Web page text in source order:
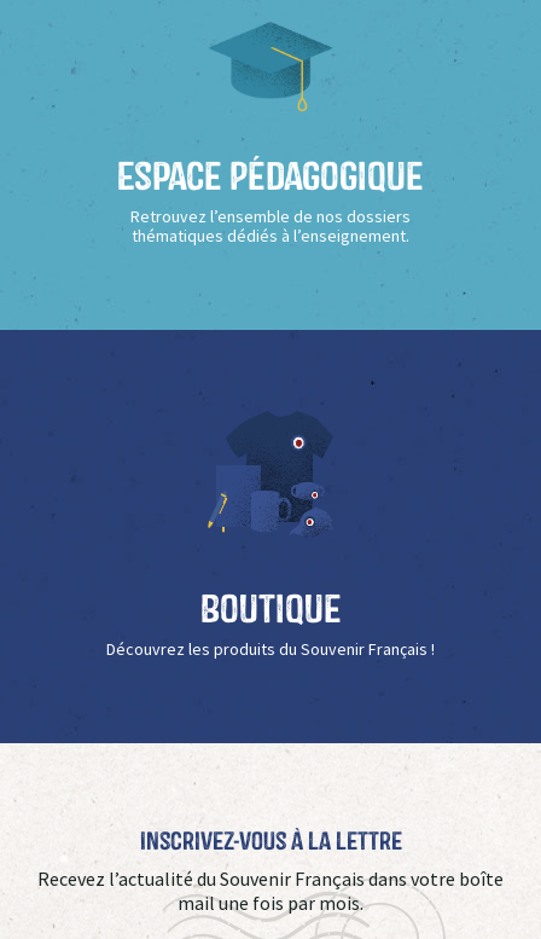
Espace Pédagogique
Retrouvez l’ensemble de nos dossiers
thématiques dédiés à l’enseignement.
Boutique
Découvrez les produits du Souvenir Français !
Inscrivez-vous à La Lettre
Recevez l’actualité du Souvenir Français dans votre boîte
mail une fois par mois.